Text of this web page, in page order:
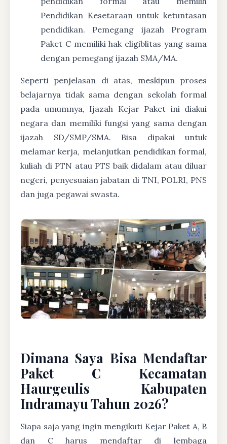
Pendidikan Kesetaraan untuk ketuntasan
pendidikan. Pemegang ijazah Program
Paket C memiliki hak eligiblitas yang sama
dengan pemegang ijazah SMA/MA.
Seperti penjelasan di atas, meskipun proses
belajarnya tidak sama dengan sekolah formal
pada umumnya, Ijazah Kejar Paket ini diakui
negara dan memiliki fungsi yang sama dengan
ijazah SD/SMP/SMA. Bisa dipakai untuk
melamar kerja, melanjutkan pendidikan formal,
kuliah di PTN atau PTS baik didalam atau diluar
negeri, penyesuaian jabatan di TNI, POLRI, PNS
dan juga pegawai swasta.
Dimana Saya Bisa Mendaftar
Paket C Kecamatan
Haurgeulis Kabupaten
Indramayu Tahun 2026?
Siapa saja yang ingin mengikuti Kejar Paket A, B
dan C harus mendaftar di lembaga